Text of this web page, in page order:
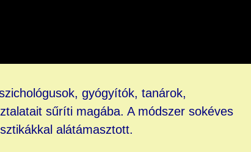
gyógyítók, tanárok,
sűríti magába. A módszer sokéves
alátámasztott.